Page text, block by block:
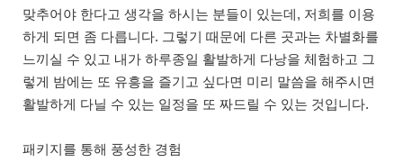
맞추어야 한다고 생각을 하시는 분들이 있는데, 저희를 이용
하게 되면 좀 다릅니다. 그렇기 때문에 다른 곳과는 차별화를
느끼실 수 있고 내가 하루종일 활발하게 다낭을 체험하고 그
렇게 밤에는 또 유흥을 즐기고 싶다면 미리 말씀을 해주시면
활발하게 다닐 수 있는 일정을 또 짜드릴 수 있는 것입니다.
패키지를 통해 풍성한 경험